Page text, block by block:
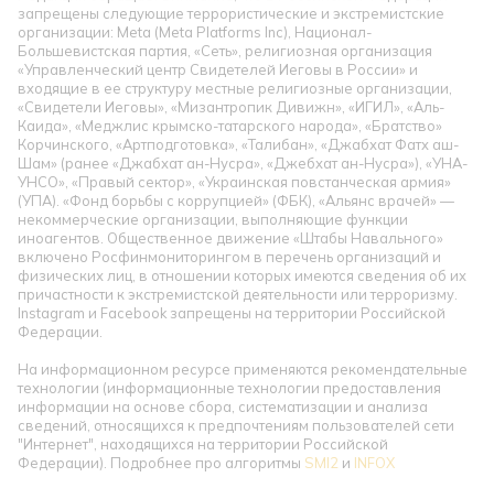
запрещены следующие террористические и экстремистские
организации: Meta (Meta Platforms Inc), Национал-
Большевистская партия, «Сеть», религиозная организация
«Управленческий центр Свидетелей Иеговы в России» и
входящие в ее структуру местные религиозные организации,
«Свидетели Иеговы», «Мизантропик Дивижн», «ИГИЛ», «Аль-
Каида», «Меджлис крымско-татарского народа», «Братство»
Корчинского, «Артподготовка», «Талибан», «Джабхат Фатх аш-
Шам» (ранее «Джабхат ан-Нусра», «Джебхат ан-Нусра»), «УНА-
УНСО», «Правый сектор», «Украинская повстанческая армия»
(УПА). «Фонд борьбы с коррупцией» (ФБК), «Альянс врачей» —
некоммерческие организации, выполняющие функции
иноагентов. Общественное движение «Штабы Навального»
включено Росфинмониторингом в перечень организаций и
физических лиц, в отношении которых имеются сведения об их
причастности к экстремистской деятельности или терроризму.
Instagram и Facebook запрещены на территории Российской
Федерации.
На информационном ресурсе применяются рекомендательные
технологии (информационные технологии предоставления
информации на основе сбора, систематизации и анализа
сведений, относящихся к предпочтениям пользователей сети
"Интернет", находящихся на территории Российской
Федерации). Подробнее про алгоритмы SMI2 и INFOX